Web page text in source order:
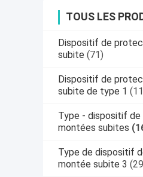
TOUS LES
Dispositif de
subite (71)
Dispositif de
subite de type 1
Type - dispositif
montées subites
Type de dispositif
montée subite 3